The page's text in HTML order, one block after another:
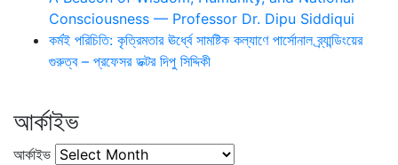
Consciousness — Professor Dr. Dipu Siddiqui
কর্মই পরিচিতি: কৃত্রিমতার ঊর্ধ্বে সামষ্টিক কল্যাণে পার্সোনাল ব্র্যান্ডিংয়ের
গুরুত্ব – প্রফেসর ডক্টর দিপু সিদ্দিকী
আর্কাইভ
আর্কাইভ